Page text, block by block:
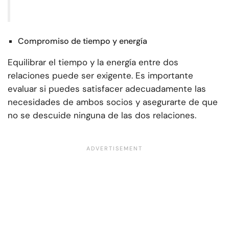
Compromiso de tiempo y energía
Equilibrar el tiempo y la energía entre dos
relaciones puede ser exigente. Es importante
evaluar si puedes satisfacer adecuadamente las
necesidades de ambos socios y asegurarte de que
no se descuide ninguna de las dos relaciones.